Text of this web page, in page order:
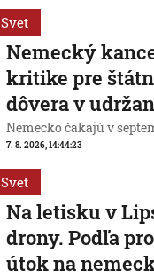
Svet
Nemecký
kritike pre
dôvera v
Nemecko čakajú v
7. 8. 2026, 14:44:23
Svet
Na letisku v
drony. Podľa
útok na